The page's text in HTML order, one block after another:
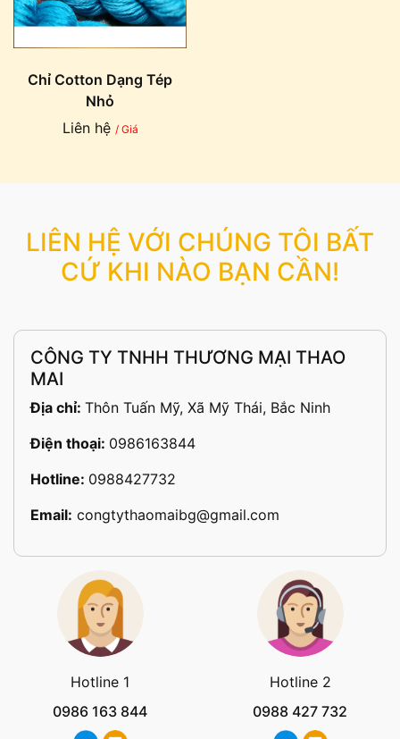
Chỉ Cotton Dạng Tép
Nhỏ
Liên hệ / Giá
LIÊN HỆ VỚI CHÚNG TÔI BẤT
CỨ KHI NÀO BẠN CẦN!
CÔNG TY TNHH THƯƠNG MẠI THAO
MAI
Địa chỉ: Thôn Tuấn Mỹ, Xã Mỹ Thái, Bắc Ninh
Điện thoại: 0986163844
Hotline: 0988427732
Email: congtythaomaibg@gmail.com
Hotline 1
0986 163 844
Hotline 2
0988 427 732